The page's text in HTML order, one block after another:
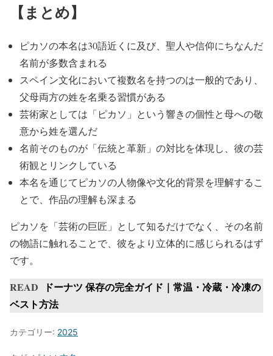
【まとめ】
ピカソの本名は30語近くに及び、聖人や信仰にちなんだ
名前が多数含まれる
スペイン文化において複数名を持つのは一般的であり、
父母両方の姓を名乗る習慣がある
芸術家としては「ピカソ」という響きの個性と母への敬
意から姓を選んだ
名前そのものが「伝統と革新」の対比を体現し、彼の芸
術観とリンクしている
本名を通じてピカソの人物像や文化的背景を理解するこ
とで、作品の理解も深まる
ピカソを「芸術の巨匠」として知るだけでなく、その名前
の物語に触れることで、彼をより立体的に感じられるはず
です。
READ
ドーナツ 保存の完全ガイド｜常温・冷蔵・冷凍の
ベスト方法
カテゴリー: 2025